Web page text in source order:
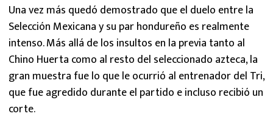
Una vez más quedó demostrado que el duelo entre la
Selección Mexicana y su par hondureño es realmente
intenso. Más allá de los insultos en la previa tanto al
Chino Huerta como al resto del seleccionado azteca, la
gran muestra fue lo que le ocurrió al entrenador del Tri,
que fue agredido durante el partido e incluso recibió un
corte.